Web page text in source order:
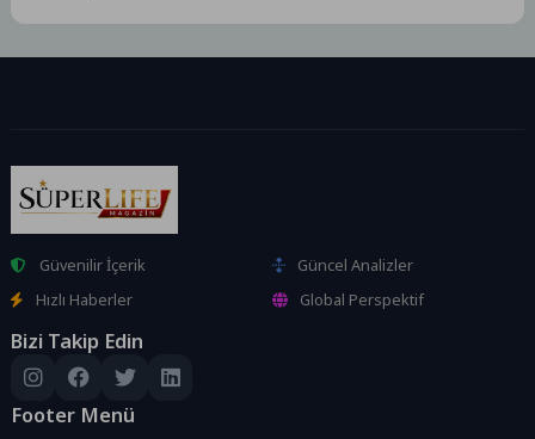
Gençlik Buluşması” iftar
Güvenilir İçerik
Güncel Analizler
Hızlı Haberler
Global Perspektif
Bizi Takip Edin
Footer Menü